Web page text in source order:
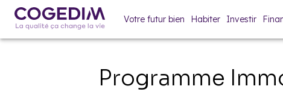
Votre futur bien Habiter Investir
Programme